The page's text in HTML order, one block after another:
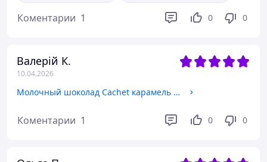
Коментарии 1 0 0
Валерій К.
10.04.2026
Молочный шоколад Cachet карамель и морская соль 300 г (0105)
Коментарии 1 0 0